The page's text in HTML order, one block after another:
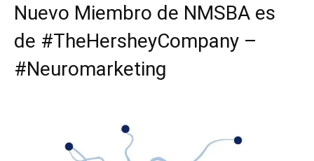
Nuevo Miembro de NMSBA es
de #TheHersheyCompany –
#Neuromarketing